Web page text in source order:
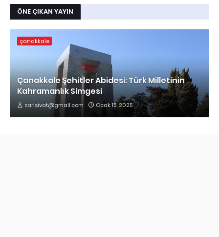
ÖNE ÇIKAN YAYIN
çanakkale
Çanakkale Şehitler Abidesi: Türk Milletinin
Kahramanlık Simgesi
sarisivat@gmail.com Ocak 15, 2025